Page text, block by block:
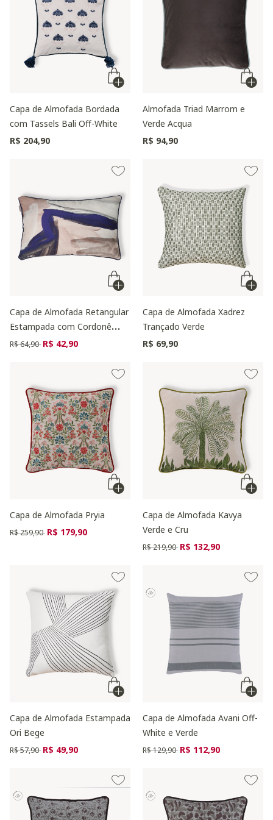
Capa de Almofada Bordada
com Tassels Bali Off-White
R$ 204,90
Almofada Triad Marrom e
Verde Acqua
R$ 94,90
Capa de Almofada Retangular
Estampada com Cordonê
Thor Colorida
Preço reduzido de
R$ 64,90 para
R$ 42,90
Capa de Almofada Xadrez
Trançado Verde
R$ 69,90
Capa de Almofada Pryia
Preço reduzido de
R$ 259,90 para
R$ 179,90
Capa de Almofada Kavya
Verde e Cru
Preço reduzido de
R$ 219,90 para
R$ 132,90
Capa de Almofada Estampada
Ori Bege
Preço reduzido de
R$ 57,90 para
R$ 49,90
Capa de Almofada Avani Off-
White e Verde
Preço reduzido de
R$ 129,90 para
R$ 112,90